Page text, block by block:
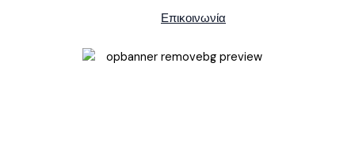
Επικοινωνία